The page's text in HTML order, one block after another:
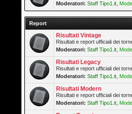
Moderatori: Staff Tipo1.it
Report
Risultati Vintage
Risultati e report ufficiali dei
Moderatori: Staff Tipo1.it
Risultati Legacy
Risultati e report ufficiali dei
Moderatori: Staff Tipo1.it
Risultati Modern
Risultati e report ufficiali dei
Moderatori: Staff Tipo1.it